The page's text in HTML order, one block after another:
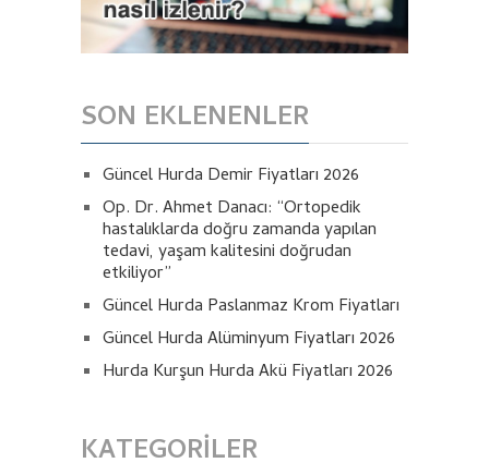
SON EKLENENLER
Güncel Hurda Demir Fiyatları 2026
Op. Dr. Ahmet Danacı: “Ortopedik
hastalıklarda doğru zamanda yapılan
tedavi, yaşam kalitesini doğrudan
etkiliyor”
Güncel Hurda Paslanmaz Krom Fiyatları
Güncel Hurda Alüminyum Fiyatları 2026
Hurda Kurşun Hurda Akü Fiyatları 2026
KATEGORILER